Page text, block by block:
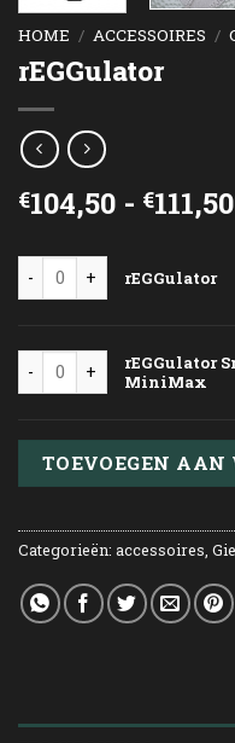
HOME / ACCESSOIRES /
rEGGulator
€104,50 - €111,50
rEGGulator aantal
rEGGulator
rEGGulator Small /
rEGGulator
MiniMax
TOEVOEGEN
Categorieën: accessoires